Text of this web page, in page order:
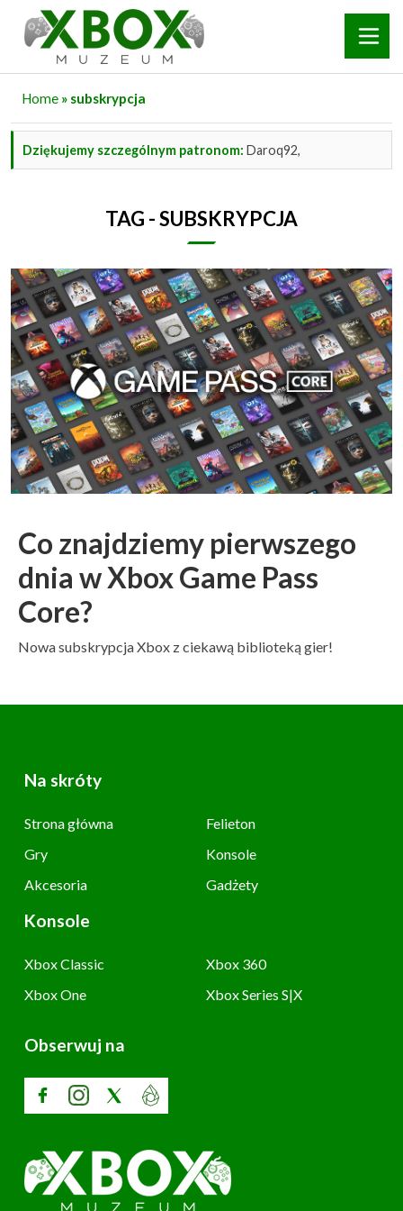
Home » subskrypcja
Dziękujemy szczególnym patronom: Daroq92,
TAG - SUBSKRYPCJA
Co znajdziemy pierwszego
dnia w Xbox Game Pass
Core?
Nowa subskrypcja Xbox z ciekawą biblioteką gier!
Na skróty
Strona główna
Felieton
Gry
Konsole
Akcesoria
Gadżety
Konsole
Xbox Classic
Xbox 360
Xbox One
Xbox Series S|X
Obserwuj na